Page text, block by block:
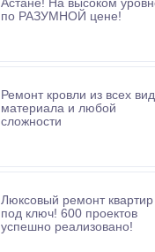
Астане! На высоком
по РАЗУМНОЙ цене!
Ремонт кровли из всех
материала и любой
сложности
Люксовый ремонт квартир
под ключ! 600 проектов
успешно реализовано!